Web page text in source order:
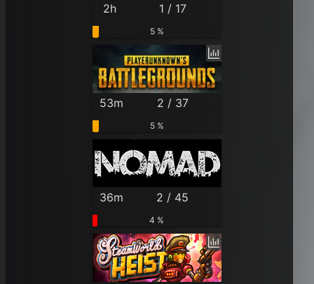
2h 1 / 17
5 %
53m 2 / 37
5 %
36m 2 / 45
4 %